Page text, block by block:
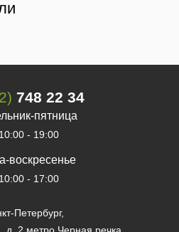
748 22 34
пятница
10:00 - 19:00
воскресенье
10:00 - 17:00
Петербург,